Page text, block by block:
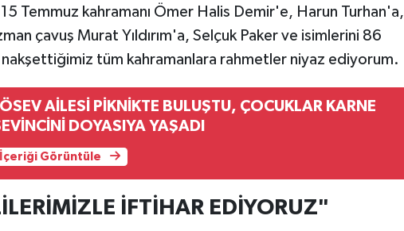
Temmuz kahramanı Ömer Halis Demir'e, Harun Turhan'a,
çavuş Murat Yıldırım'a, Selçuk Paker ve isimlerini 86
tüm kahramanlara rahmetler niyaz ediyorum.
AİLESİ PİKNİKTE BULUŞTU, ÇOCUKLAR KARNE
DOYASIYA YAŞADI
İçeriği Görüntüle
İFTİHAR EDİYORUZ"